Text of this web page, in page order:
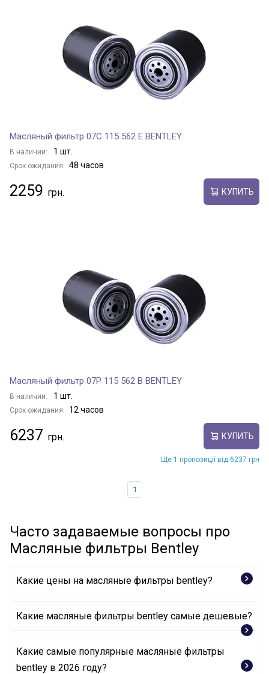
Масляный фильтр 07C 115 562 E BENTLEY
В наличии: 1 шт.
Срок ожидания: 48 часов
2259 КУПИТЬ
Масляный фильтр 07P 115 562 B BENTLEY
В наличии: 1 шт.
Срок ожидания: 12 часов
6237 КУПИТЬ
Ще 1 пропозиції від 6237 грн
1
Часто задаваемые вопросы про
Масляные фильтры Bentley
Какие цены на масляные фильтры bentley?
Какие масляные фильтры bentley самые дешевые?
Масляный фильтр 07C 115 562 E BENTLEY
Какие самые популярные масляные фильтры
bentley в 2026 году?